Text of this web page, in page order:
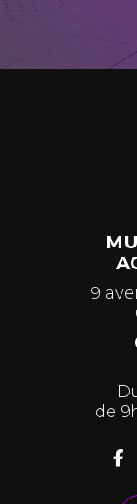
9
de